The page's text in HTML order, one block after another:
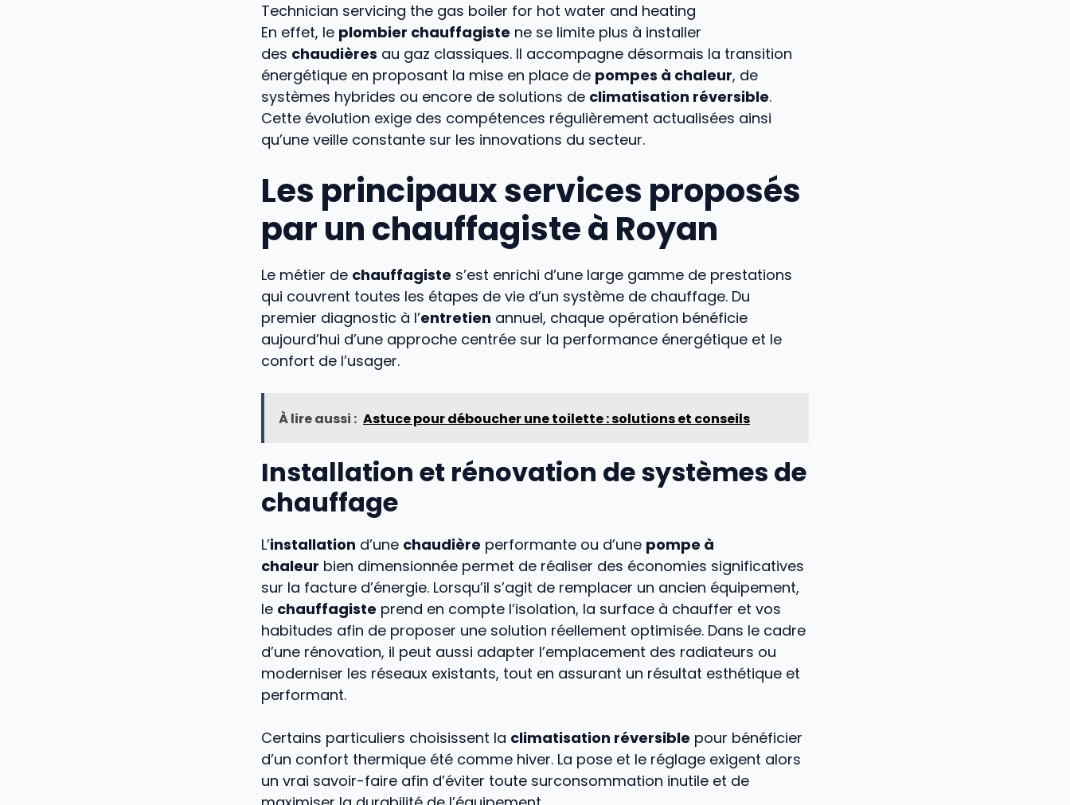
Technician servicing the gas boiler for hot water and heating
En effet, le plombier chauffagiste ne se limite plus à installer
des chaudières au gaz classiques. Il accompagne désormais la transition
énergétique en proposant la mise en place de pompes à chaleur, de
systèmes hybrides ou encore de solutions de climatisation réversible.
Cette évolution exige des compétences régulièrement actualisées ainsi
qu’une veille constante sur les innovations du secteur.
Les principaux services proposés
par un chauffagiste à Royan
Le métier de chauffagiste s’est enrichi d’une large gamme de prestations
qui couvrent toutes les étapes de vie d’un système de chauffage. Du
premier diagnostic à l’entretien annuel, chaque opération bénéficie
aujourd’hui d’une approche centrée sur la performance énergétique et le
confort de l’usager.
À lire aussi : Astuce pour déboucher une toilette : solutions et conseils
Installation et rénovation de systèmes de
chauffage
L’installation d’une chaudière performante ou d’une pompe à
chaleur bien dimensionnée permet de réaliser des économies significatives
sur la facture d’énergie. Lorsqu’il s’agit de remplacer un ancien équipement,
le chauffagiste prend en compte l’isolation, la surface à chauffer et vos
habitudes afin de proposer une solution réellement optimisée. Dans le cadre
d’une rénovation, il peut aussi adapter l’emplacement des radiateurs ou
moderniser les réseaux existants, tout en assurant un résultat esthétique et
performant.
Certains particuliers choisissent la climatisation réversible pour bénéficier
d’un confort thermique été comme hiver. La pose et le réglage exigent alors
un vrai savoir-faire afin d’éviter toute surconsommation inutile et de